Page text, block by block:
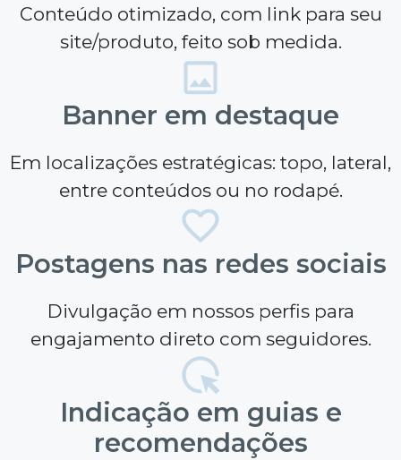
Conteúdo otimizado, com link para seu
site/produto, feito sob medida.
Banner em destaque
Em localizações estratégicas: topo, lateral,
entre conteúdos ou no rodapé.
Postagens nas redes sociais
Divulgação em nossos perfis para
engajamento direto com seguidores.
Indicação em guias e
recomendações